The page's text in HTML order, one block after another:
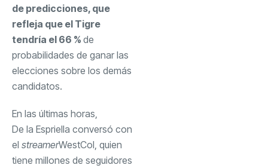
de predicciones, que
refleja que el Tigre
tendría el 66 % de
probabilidades de ganar las
elecciones sobre los demás
candidatos.
En las últimas horas,
De la Espriella conversó con
el streamerWestCol, quien
tiene millones de seguidores